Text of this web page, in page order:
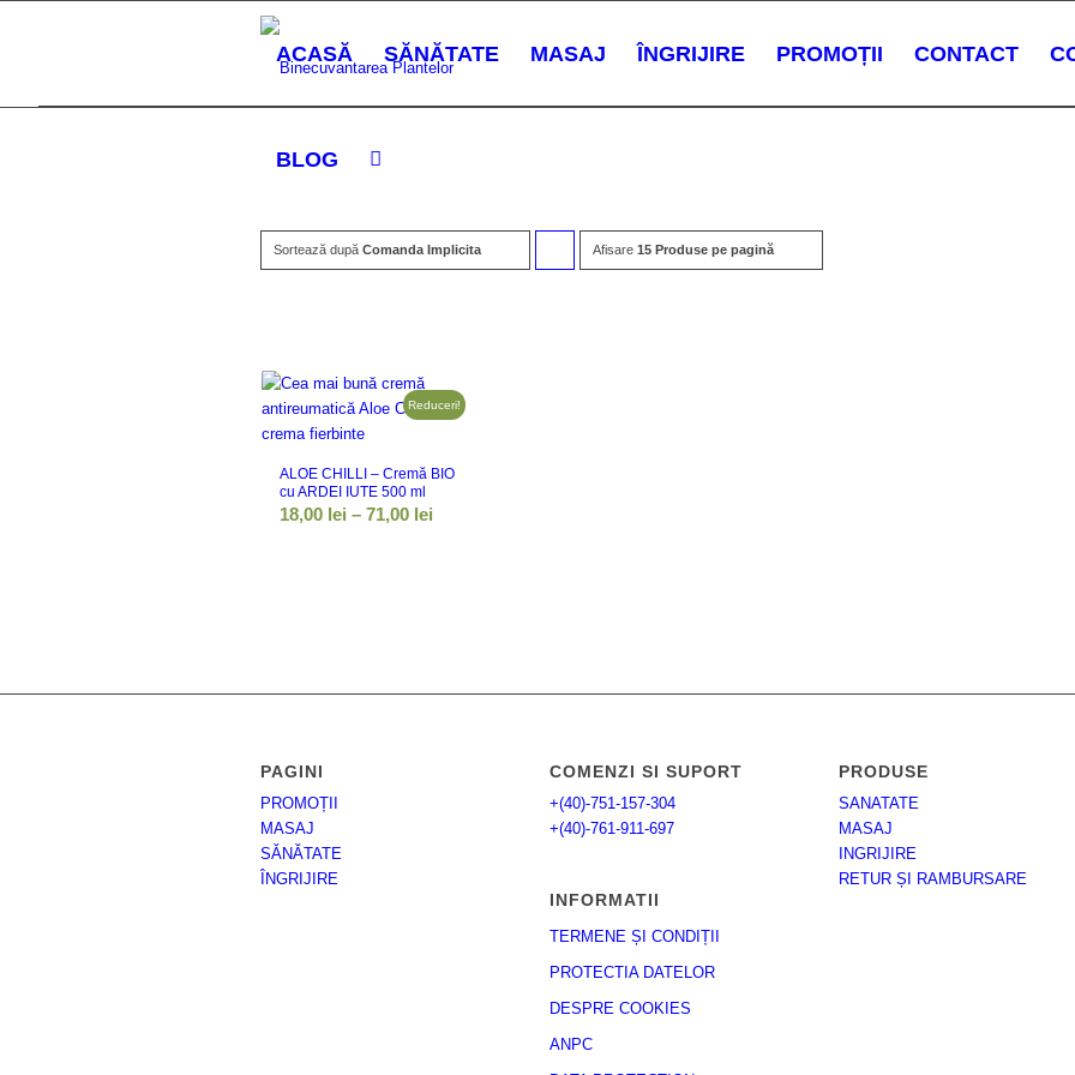
ACASĂ SĂNĂTATE MASAJ ÎNGRIJIRE PROMOȚII CONTACT
BLOG
Sortează după Comanda Implicita Click
Afisare 15 Produse pe pagină
ALOE CHILLI – Cremă BIO
cu ARDEI IUTE 500 ml
18,00 lei – 71,00 lei
Reduceri!
PAGINI
PROMOȚII
MASAJ
SĂNĂTATE
ÎNGRIJIRE
COMENZI SI SUPORT
+(40)-751-157-304
+(40)-761-911-697
INFORMATII
TERMENE ȘI CONDIȚII
PROTECTIA DATELOR
DESPRE COOKIES
ANPC
PRODUSE
SANATATE
MASAJ
INGRIJIRE
RETUR ȘI RAMBURSARE